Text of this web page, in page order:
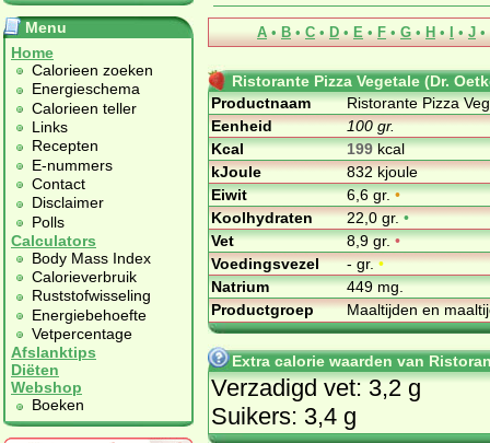
Menu
Home
Calorieen zoeken
Energieschema
Calorieen teller
Links
Recepten
E-nummers
Contact
Disclaimer
Polls
Calculators
Body Mass Index
Calorieverbruik
Ruststofwisseling
Energiebehoefte
Vetpercentage
Afslanktips
Diëten
Webshop
Boeken
A • B • C • D • E • F • G • H • I • J •
Ristorante Pizza Vegetale (Dr.
Productnaam
Ristorante Pizza
Eenheid
100 gr.
Kcal
199kcal
kJoule
832 kjoule
Eiwit
6,6 gr.•
Koolhydraten
22,0 gr.•
Vet
8,9 gr.•
Voedingsvezel
- gr.•
Natrium
449 mg.
Productgroep
Maaltijden en
Extra calorie waarden van
Verzadigd vet: 3,2 g
Suikers: 3,4 g